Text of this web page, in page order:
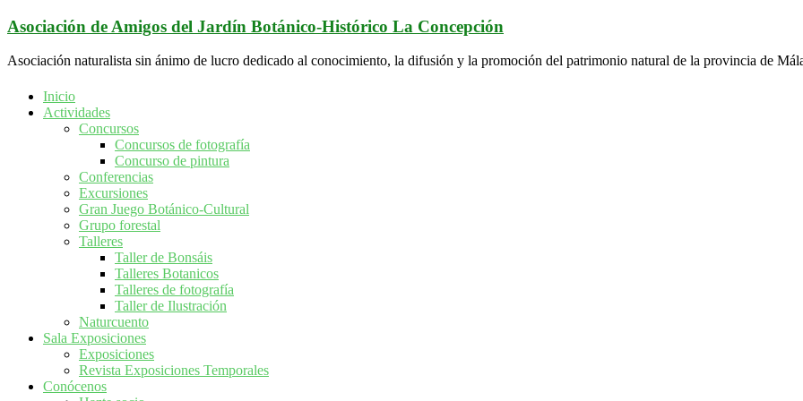
Saltar
contenido
Asociación de Amigos del Jardín Botánico-Histórico La Concepción
Asociación naturalista sin ánimo de lucro dedicado al conocimiento, la difusión y la promoción del patrimonio natural de la provincia de
Inicio
Actividades
Concursos
Concursos de fotografía
Concurso de pintura
Conferencias
Excursiones
Gran Juego Botánico-Cultural
Grupo forestal
Talleres
Taller de Bonsáis
Talleres Botanicos
Talleres de fotografía
Taller de Ilustración
Naturcuento
Sala Exposiciones
Exposiciones
Revista Exposiciones Temporales
Conócenos